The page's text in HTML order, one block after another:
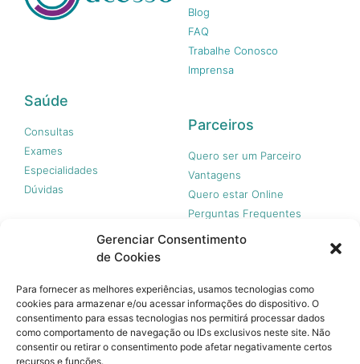
Gerenciar Consentimento
de Cookies
Para fornecer as melhores experiências, usamos tecnologias como
cookies para armazenar e/ou acessar informações do dispositivo. O
consentimento para essas tecnologias nos permitirá processar dados
como comportamento de navegação ou IDs exclusivos neste site. Não
consentir ou retirar o consentimento pode afetar negativamente certos
recursos e funções.
Blog
FAQ
Trabalhe Conosco
Imprensa
Saúde
Consultas
Exames
Especialidades
Dúvidas
Parceiros
Quero ser um Parceiro
Vantagens
Quero estar Online
Perguntas Frequentes